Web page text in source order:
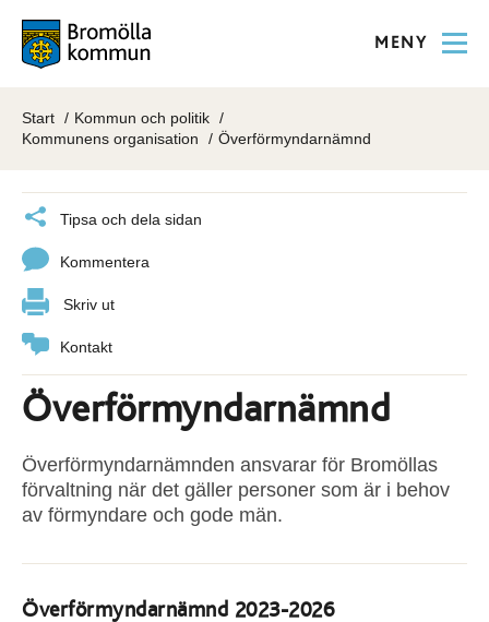
MENY
Start
Kommun och politik
Kommunens organisation
Överförmyndarnämnd
Tipsa och dela sidan
Kommentera
Skriv ut
Kontakt
Överförmyndarnämnd
Överförmyndarnämnden ansvarar för Bromöllas
förvaltning när det gäller personer som är i behov
av förmyndare och gode män.
Överförmyndarnämnd 2023-2026